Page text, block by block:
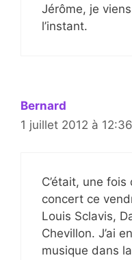
Jérôme, je
l’instant.
Bernard
1 juillet 2012 à 12:36
C’était, une
concert ce
Louis Sclavis,
Chevillon. J’ai
musique dans